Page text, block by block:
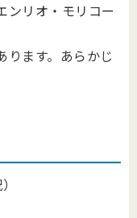
ンリオ・モリコー
ます。あらかじ